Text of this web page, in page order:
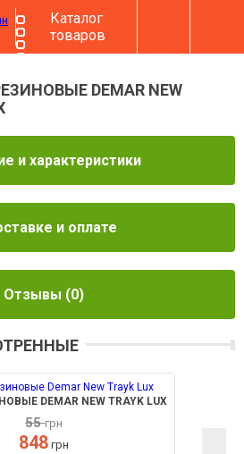
Каталог
товаров
DEMAR NEW
и характеристики
и оплате
Отзывы (0)
DEMAR NEW TRAYK LUX
55грн
848 грн